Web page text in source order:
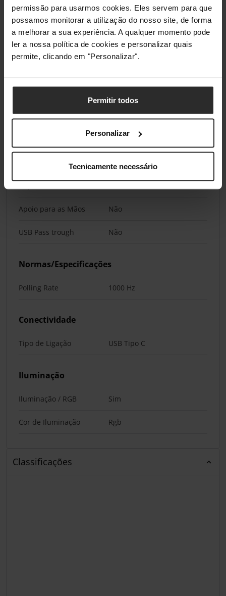
permissão para usarmos cookies. Eles servem para que
possamos monitorar a utilização do nosso site, de forma
a melhorar a sua experiência. A qualquer momento pode
ler a nossa política de cookies e personalizar quais
permite, clicando em "Personalizar".
Permitir todos
Personalizar
Tecnicamente necessário
Switches Hot Swappable Sim
Estabilizadores Pré-
Sim
Teclas Multimédia
Sim
Incluindo Keycaps
Sim
Apoio para as Mãos Não
USB Pass trough Não
Normas/Especificações
Polling Rate 1000 Hz
Conectividade
Tipo de Ligação USB Tipo C
Iluminação
Iluminação / RGB Sim
Cor de Iluminação Rgb
Classificações